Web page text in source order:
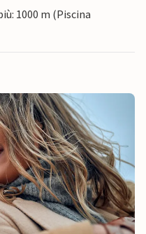
1000 m (Piscina